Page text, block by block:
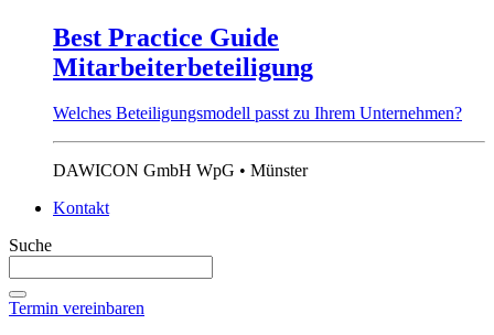
Best Practice Guide
Mitarbeiterbeteiligung
Welches Beteiligungsmodell passt zu Ihrem Unternehmen?
DAWICON GmbH WpG • Münster
Kontakt
Suche
Termin vereinbaren